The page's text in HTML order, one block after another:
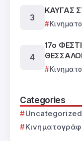
ΚΑΥΓΑΣ
17ο
Categories
Uncategorized